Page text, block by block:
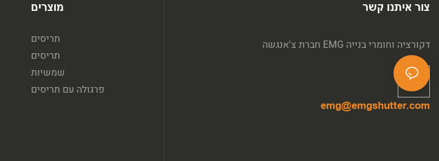
מוצרים
תריסים
תריסים
שמשיות
פרגולה עם תריסים
צור איתנו קשר
חברת צ'אנגשה EMG דקורציה וחומרי בנייה
emg@emgshutter.com